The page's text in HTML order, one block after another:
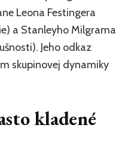
Leona Festingera
a Stanleyho Milgrama
Jeho odkaz
skupinovej dynamiky
kladené